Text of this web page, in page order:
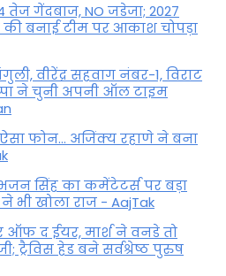
तेज गेंदबाज, NO जडेजा; 2027
की बनाई टीम पर आकाश चोपड़ा
वीरेंद्र सहवाग नंबर-1, विराट
ने चुनी अपनी ऑल टाइम
फोन... अजिंक्य रहाणे ने बना
सिंह का कमेंटेटर्स पर बड़ा
भी खोला राज - AajTak
ऑफ द ईयर, मार्श ने वनडे तो
ट्रैविस हेड बने सर्वश्रेष्ठ पुरुष